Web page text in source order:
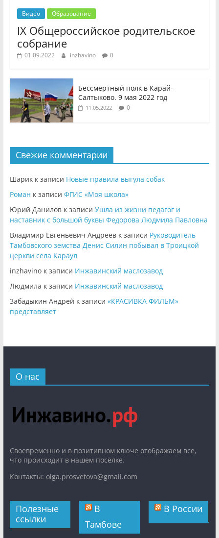
Видео Образование
IX Общероссийское родительское
собрание
01.09.2022 inzhavino 0
Бессмертный полк в Карай-
Салтыково. 9 мая 2022 год
11.05.2022 0
Свежие комментарии
Шарикк записи Новые правила выгула собак
Роман к записи ФГИС «Моя школа»
Юрий Даниловк записи Ушла из жизни педагог и
наставник с большой буквы Федорова Людмила Павловна
Владимир Евгеньевич Андреевк записи Руководитель
Тамбовского земства Денис Силин побывал в Троицкой
церкви села Караул
inzhavinoк записи Инжавинский маслозавод
Людмила к записи Инжавинский маслозавод
Забадыкин Андрей к записи «КРАСИВКА ФИЛЬМ»
представляет
О нас
Cвоевременно и в позитивном ключе отображаем все,
что происходит в нашем посёлке.
Контакты: olga.prosvetova@gmail.com
Полезные
ссылки
В
Тамбове
В России